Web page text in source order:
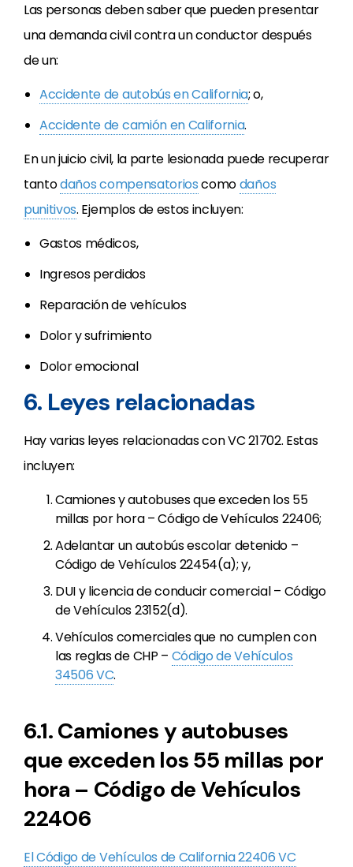
Las personas deben saber que pueden presentar
una demanda civil contra un conductor después
de un:
Accidente de autobús en California; o,
Accidente de camión en California.
En un juicio civil, la parte lesionada puede recuperar
tantodaños compensatorioscomodaños
punitivos. Ejemplos de estos incluyen:
Gastos médicos,
Ingresos perdidos
Reparación de vehículos
Dolor y sufrimiento
Dolor emocional
6. Leyes relacionadas
Hay varias leyes relacionadas con VC 21702. Estas
incluyen:
Camiones y autobuses que exceden los 55
millas por hora – Código de Vehículos 22406;
Adelantar un autobús escolar detenido –
Código de Vehículos 22454(a); y,
DUI y licencia de conducir comercial – Código
de Vehículos 23152(d).
Vehículos comerciales que no cumplen con
las reglas de CHP – Código de Vehículos
34506 VC.
6.1. Camiones y autobuses
que exceden los 55 millas por
hora – Código de Vehículos
22406
El Código de Vehículos de California 22406 VC